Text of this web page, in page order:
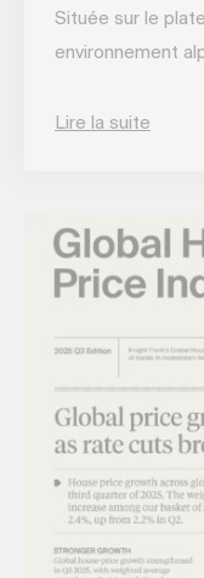
Située sur le
environnement
Lire la suite